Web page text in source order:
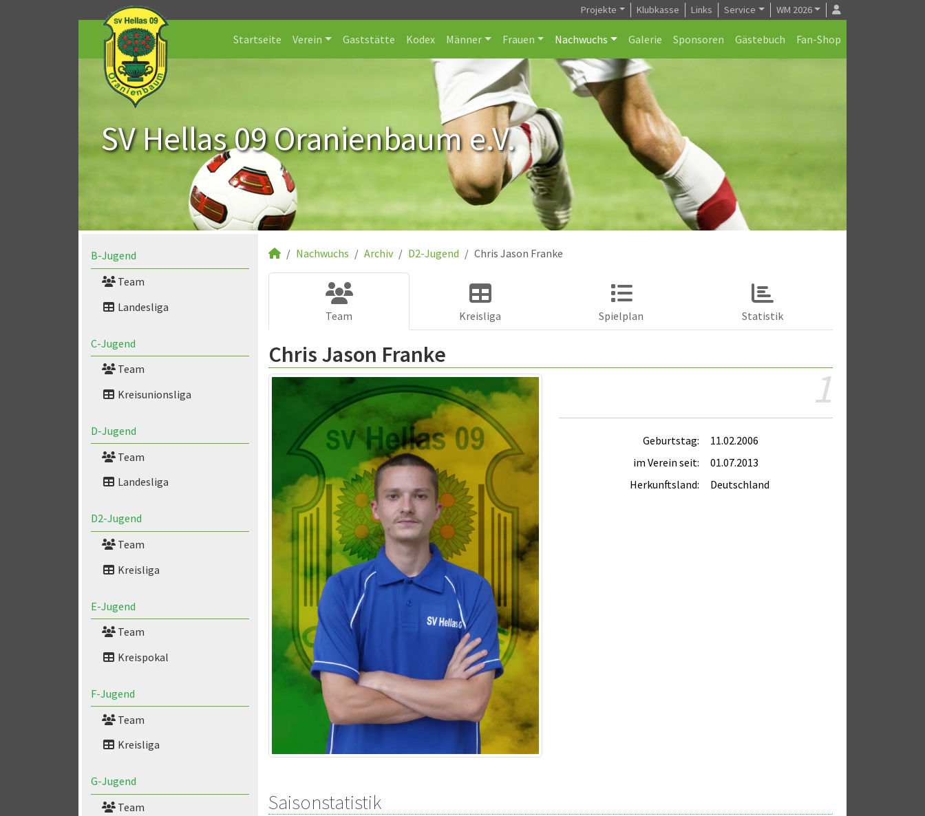
Projekte Klubkasse Links Service WM 2026
Startseite Verein Gaststätte Kodex Männer Frauen Nachwuchs Galerie Sponsoren Gästebuch Fan-Shop
SV Hellas 09 Oranienbaum e.V.
B-Jugend
Team
Landesliga
C-Jugend
Team
Kreisunionsliga
D-Jugend
Team
Landesliga
D2-Jugend
Team
Kreisliga
E-Jugend
Team
Kreispokal
F-Jugend
Team
Kreisliga
G-Jugend
Team
Nachwuchs Archiv D2-Jugend Chris Jason Franke
Team Kreisliga Spielplan Statistik
Chris Jason Franke
1
Geburtstag:
11.02.2006
im Verein seit:
01.07.2013
Herkunftsland:
Deutschland
Saisonstatistik